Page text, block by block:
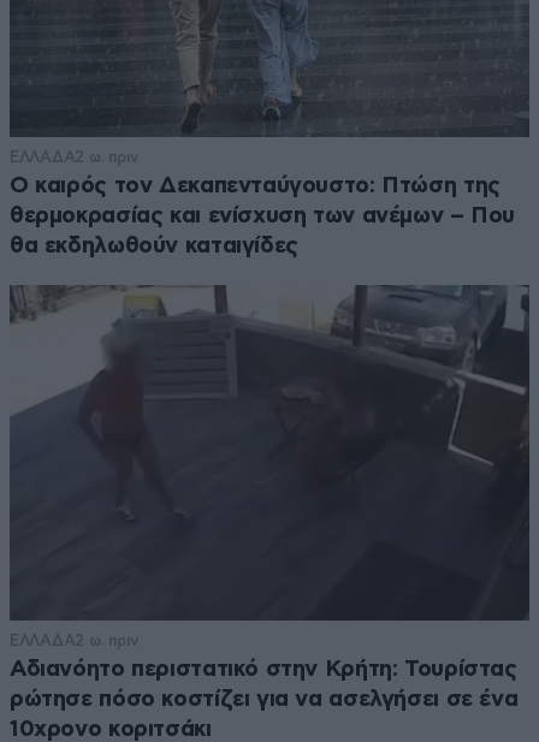
ΕΛΛΑΔΑ2 ω. πριν
Ο καιρός τον Δεκαπενταύγουστο: Πτώση της
θερμοκρασίας και ενίσχυση των ανέμων – Που
θα εκδηλωθούν καταιγίδες
ΕΛΛΑΔΑ2 ω. πριν
Αδιανόητο περιστατικό στην Κρήτη: Τουρίστας
ρώτησε πόσο κοστίζει για να ασελγήσει σε ένα
10χρονο κοριτσάκι